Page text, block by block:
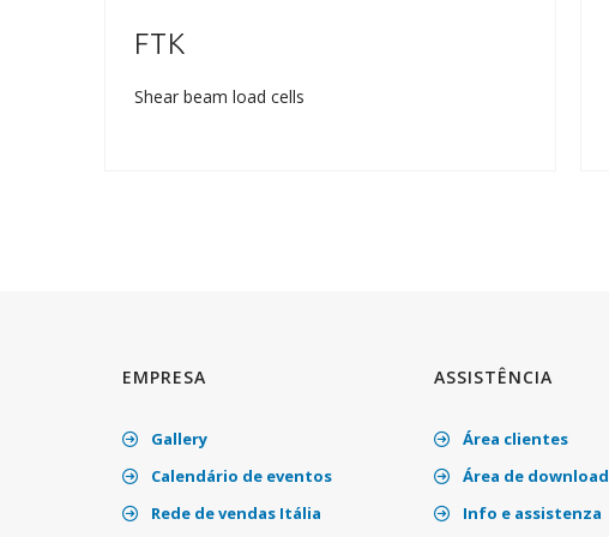
FTK
Shear beam load cells
EMPRESA
Gallery
Calendário de eventos
Rede de vendas Itália
ASSISTÊNCIA
Área clientes
Área de download
Info e assistenza